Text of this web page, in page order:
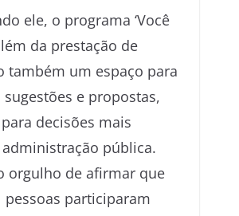
ele, o programa ‘Você
da prestação de
também um espaço para
e propostas,
decisões mais
pública.
orgulho de afirmar que
participaram